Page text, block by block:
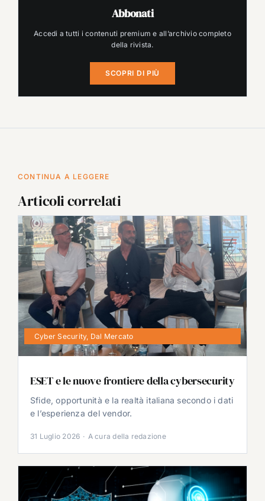
Abbonati
Accedi a tutti i contenuti premium e all’archivio completo
della rivista.
SCOPRI DI PIÙ
CONTINUA A LEGGERE
Articoli correlati
Cyber Security, Dal Mercato
ESET e le nuove frontiere della cybersecurity
Sfide, opportunità e la realtà italiana secondo i dati
e l’esperienza del vendor.
31 Luglio 2026 · A cura della redazione